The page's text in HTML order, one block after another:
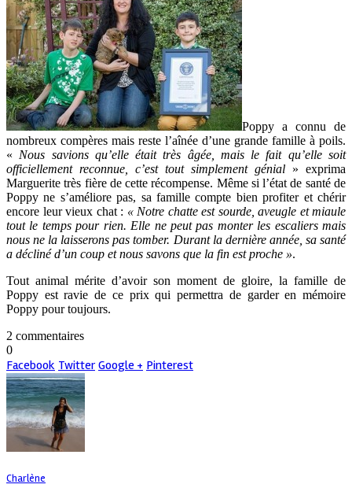
Poppy a connu de
nombreux compères mais reste l’aînée d’une grande famille à poils.
« Nous savions qu’elle était très âgée, mais le fait qu’elle soit
officiellement reconnue, c’est tout simplement génial » exprima
Marguerite très fière de cette récompense. Même si l’état de santé de
Poppy ne s’améliore pas, sa famille compte bien profiter et chérir
encore leur vieux chat : « Notre chatte est sourde, aveugle et miaule
tout le temps pour rien. Elle ne peut pas monter les escaliers mais
nous ne la laisserons pas tomber. Durant la dernière année, sa santé
a décliné d’un coup et nous savons que la fin est proche ».
Tout animal mérite d’avoir son moment de gloire, la famille de
Poppy est ravie de ce prix qui permettra de garder en mémoire
Poppy pour toujours.
2 commentaires
0
Facebook Twitter Google + Pinterest
Charlène